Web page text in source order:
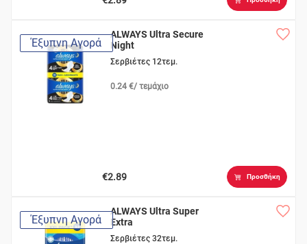
Έξυπνη Αγορά
ALWAYS Ultra Secure
Night
Σερβιέτες 12τεμ.
0.24 €/ τεμάχιο
€2.89 Προσθήκη
Έξυπνη Αγορά
ALWAYS Ultra Super
Extra
Σερβιέτες 32τεμ.